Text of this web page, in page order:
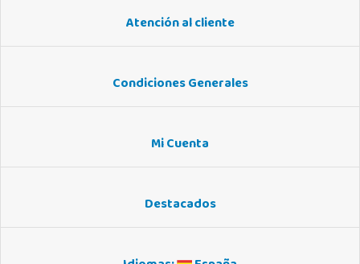
Atención al cliente
Condiciones Generales
Mi Cuenta
Destacados